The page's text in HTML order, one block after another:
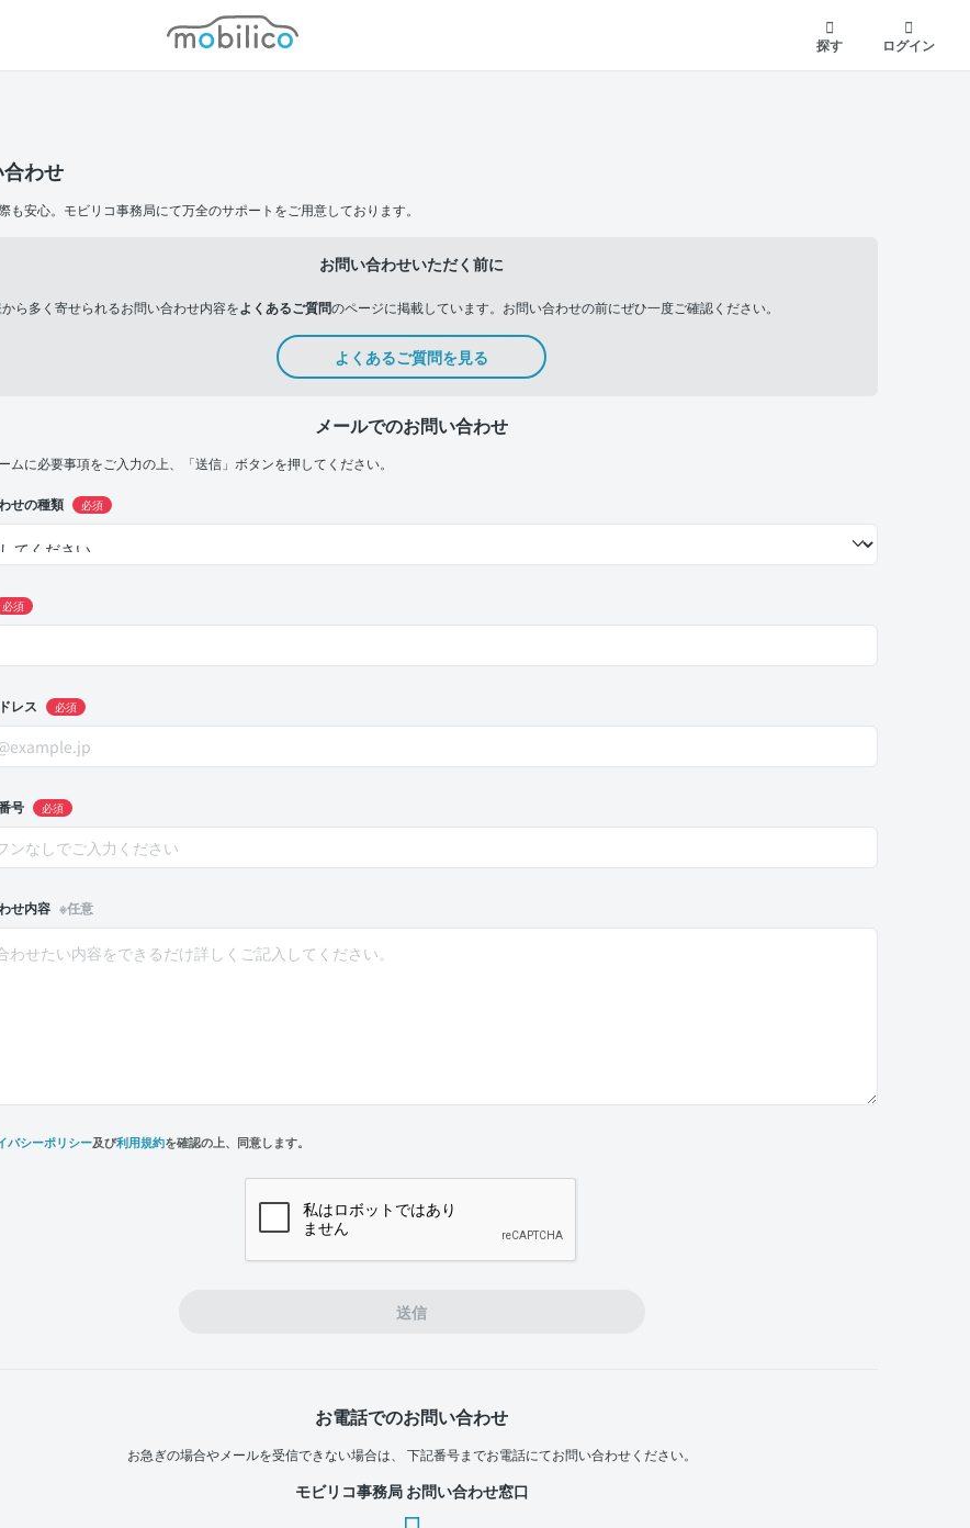
モビリコ
探す
ログイン
わせ
も安心。モビリコ事務局にて万全のサポートをご用意しております。
お問い合わせいただく前に
ら多く寄せられるお問い合わせ内容をよくあるご質問のページに掲載しています。お問い合わせの前にぜひ一度ご確認ください。
よくあるご質問を見る
メールでのお問い合わせ
ムに必要事項をご入力の上、「送信」ボタンを押してください。
せの種類 必須
必須
レス 必須
号 必須
せ内容 ※任意
バシーポリシー及び利用規約を確認の上、同意します。
送信
お電話でのお問い合わせ
お急ぎの場合やメールを受信できない場合は、 下記番号までお電話にてお問い合わせください。
モビリコ事務局 お問い合わせ窓口